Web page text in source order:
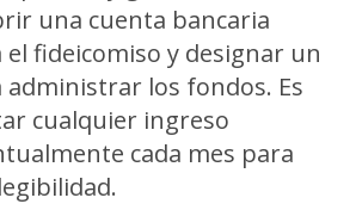
una cuenta bancaria
fideicomiso y designar un
los fondos. Es
cualquier ingreso
cada mes para